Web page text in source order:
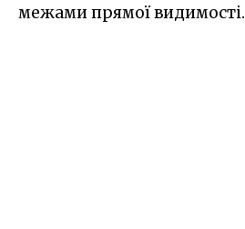
межами прямої видимості.